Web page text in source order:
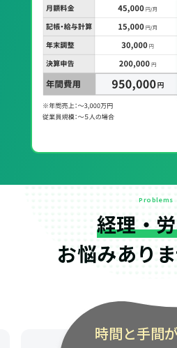
Problems
経理・
お悩みあり
時間と手間